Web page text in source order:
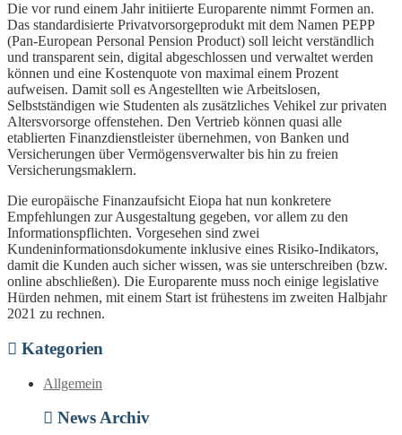
Die vor rund einem Jahr initiierte Europarente nimmt Formen an.
Das standardisierte Privatvorsorgeprodukt mit dem Namen PEPP
(Pan-European Personal Pension Product) soll leicht verständlich
und transparent sein, digital abgeschlossen und verwaltet werden
können und eine Kostenquote von maximal einem Prozent
aufweisen. Damit soll es Angestellten wie Arbeitslosen,
Selbstständigen wie Studenten als zusätzliches Vehikel zur privaten
Altersvorsorge offenstehen. Den Vertrieb können quasi alle
etablierten Finanzdienstleister übernehmen, von Banken und
Versicherungen über Vermögensverwalter bis hin zu freien
Versicherungsmaklern.
Die europäische Finanzaufsicht Eiopa hat nun konkretere
Empfehlungen zur Ausgestaltung gegeben, vor allem zu den
Informationspflichten. Vorgesehen sind zwei
Kundeninformationsdokumente inklusive eines Risiko-Indikators,
damit die Kunden auch sicher wissen, was sie unterschreiben (bzw.
online abschließen). Die Europarente muss noch einige legislative
Hürden nehmen, mit einem Start ist frühestens im zweiten Halbjahr
2021 zu rechnen.
Kategorien
Allgemein
News Archiv